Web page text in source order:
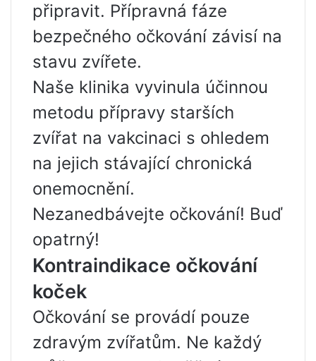
připravit. Přípravná fáze
bezpečného očkování závisí na
stavu zvířete.
Naše klinika vyvinula účinnou
metodu přípravy starších
zvířat na vakcinaci s ohledem
na jejich stávající chronická
onemocnění.
Nezanedbávejte očkování! Buď
opatrný!
Kontraindikace očkování
koček
Očkování se provádí pouze
zdravým zvířatům. Ne každý